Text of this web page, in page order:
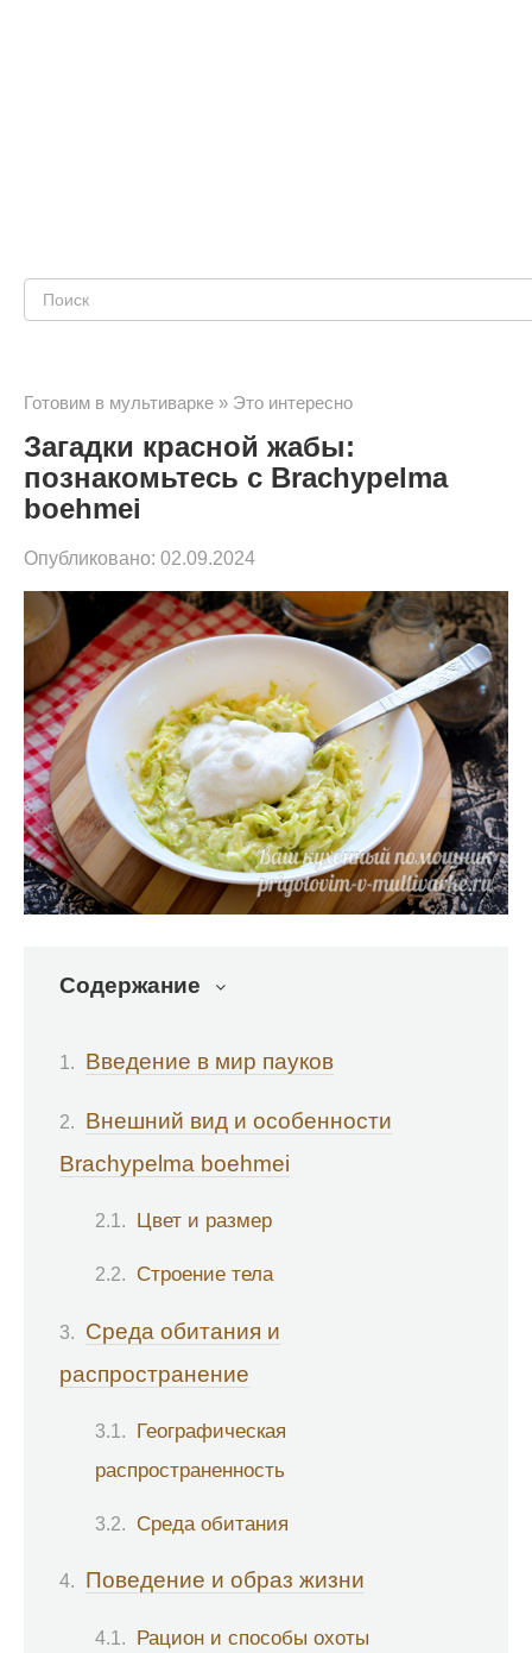
Поиск:
Готовим в мультиварке » Это интересно
Загадки красной жабы:
познакомьтесь с Brachypelma
boehmei
Опубликовано: 02.09.2024
Содержание
Введение в мир пауков
Внешний вид и особенности
Brachypelma boehmei
Цвет и размер
Строение тела
Среда обитания и
распространение
Географическая
распространенность
Среда обитания
Поведение и образ жизни
Рацион и способы охоты